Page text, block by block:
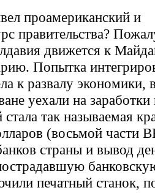
проамериканский и
правительства?
движется к
Попытка
к развалу экономики,
уехали на
так называемая
(восьмой части
страны и вывод
печатный станок,